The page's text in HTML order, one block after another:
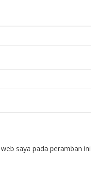
saya pada peramban ini